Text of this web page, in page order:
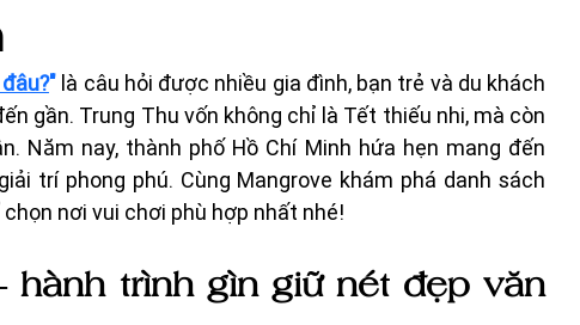
" là câu hỏi được nhiều gia đình, bạn trẻ và du khách
gần. Trung Thu vốn không chỉ là Tết thiếu nhi, mà còn
Năm nay, thành phố Hồ Chí Minh hứa hẹn mang đến
trí phong phú. Cùng Mangrove khám phá danh sách
nơi vui chơi phù hợp nhất nhé!
hành trình gìn giữ nét đẹp văn